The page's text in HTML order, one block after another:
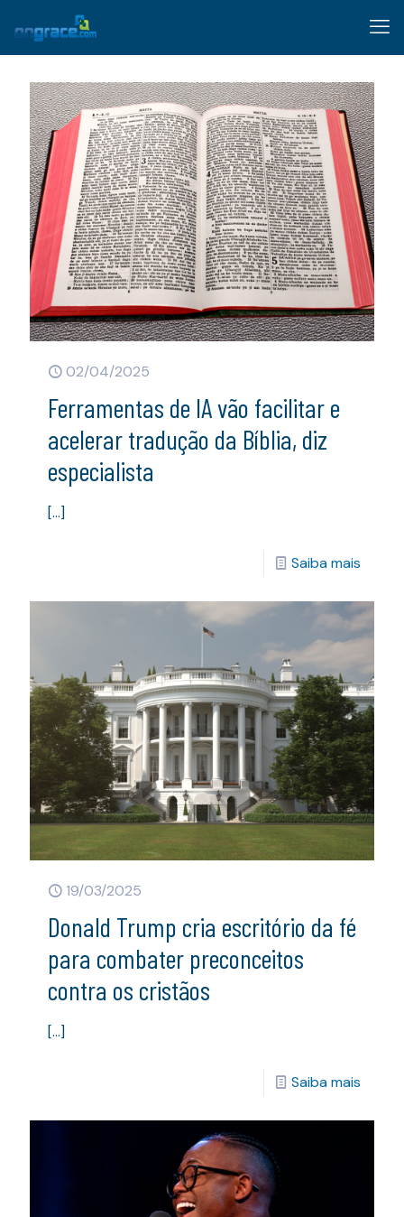
02/04/2025
Ferramentas de IA vão facilitar e
acelerar tradução da Bíblia, diz
especialista
[…]
Saiba mais
19/03/2025
Donald Trump cria escritório da fé
para combater preconceitos
contra os cristãos
[…]
Saiba mais